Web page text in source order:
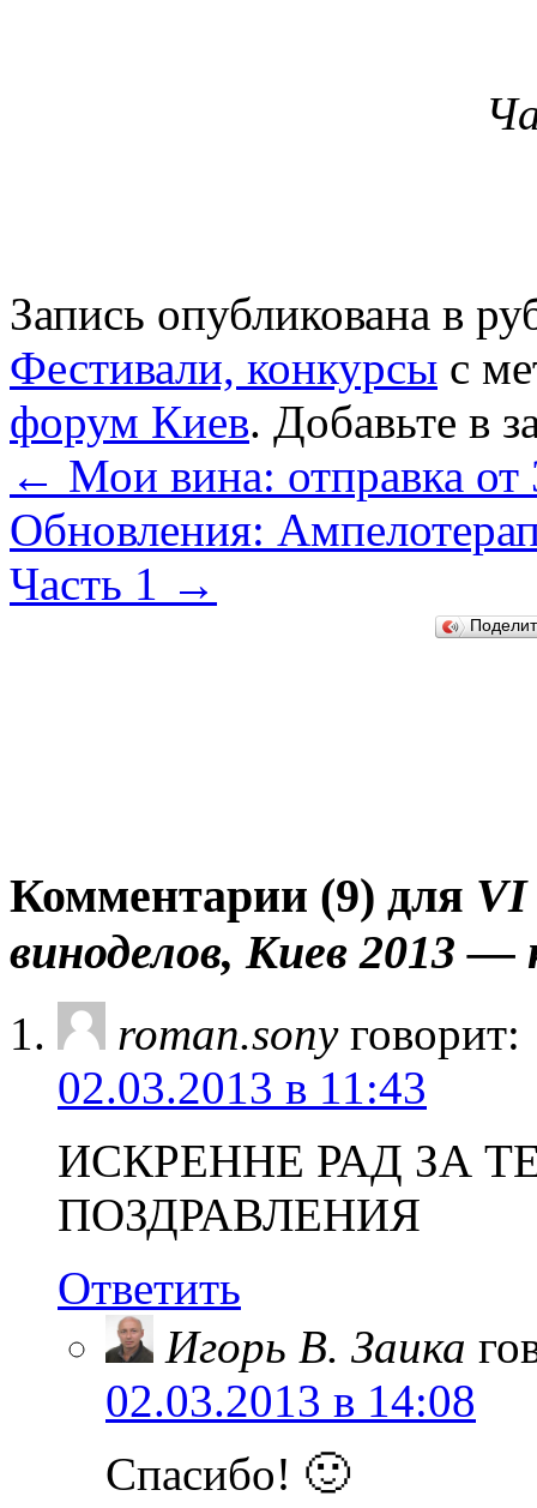
Запись опубликована в
Фестивали, конкурсы с
форум Киев. Добавьте в
← Мои вина: отправка
Обновления:
Часть 1 →
Комментарии (9) для VI
виноделов, Киев 2013 —
roman.sony говорит:
02.03.2013 в 11:43
ИСКРЕННЕ РАД ЗА
ПОЗДРАВЛЕНИЯ
Ответить
Игорь В. Заика
02.03.2013 в 14:08
Спасибо! 🙂